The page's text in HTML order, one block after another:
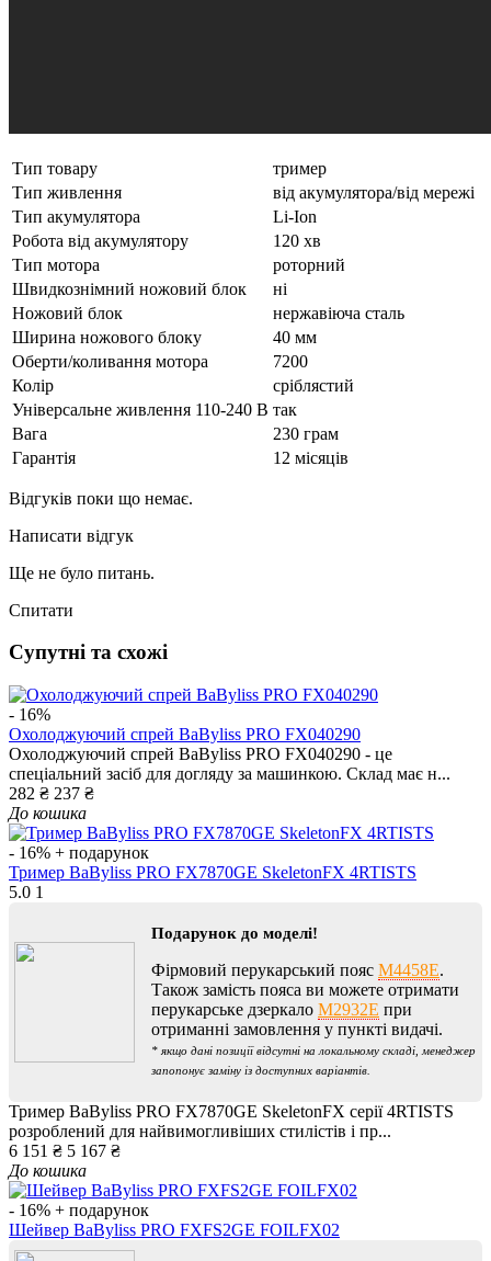
Тип товару
тример
Тип живлення
від акумулятора/від мережі
Тип акумулятора
Li-Ion
Робота від акумулятору
120 хв
Тип мотора
роторний
Швидкознімний ножовий блок
ні
Ножовий блок
нержавіюча сталь
Ширина ножового блоку
40 мм
Оберти/коливання мотора
7200
Колір
сріблястий
Універсальне живлення 110-240 В так
Вага
230 грам
Гарантія
12 місяців
Відгуків поки що немає.
Написати відгук
Ще не було питань.
Спитати
Супутні та схожі
- 16%
Охолоджуючий спрей BaByliss PRO FX040290
Охолоджуючий спрей BaByliss PRO FX040290 - це
спеціальний засіб для догляду за машинкою. Склад має н...
282 ₴ 237 ₴
До кошика
- 16% + подарунок
Тример BaByliss PRO FX7870GE SkeletonFX 4RTISTS
5.0 1
Подарунок до моделі!
Фірмовий перукарський пояс M4458E.
Також замість пояса ви можете отримати
перукарське дзеркало M2932E при
отриманні замовлення у пункті видачі.
* якщо дані позиції відсутні на локальному складі, менеджер
запопонує заміну із доступних варіантів.
Тример BaByliss PRO FX7870GE SkeletonFX серії 4RTISTS
розроблений для найвимогливіших стилістів і пр...
6 151 ₴ 5 167 ₴
До кошика
- 16% + подарунок
Шейвер BaByliss PRO FXFS2GE FOILFX02